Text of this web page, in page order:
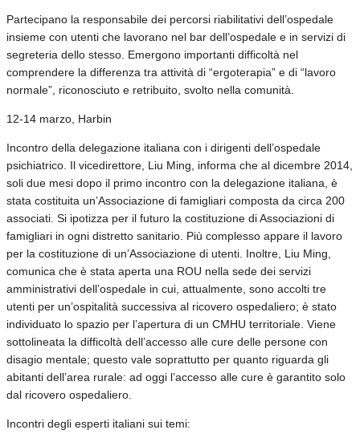
Partecipano la responsabile dei percorsi riabilitativi dell’ospedale
insieme con utenti che lavorano nel bar dell’ospedale e in servizi di
segreteria dello stesso. Emergono importanti difficoltà nel
comprendere la differenza tra attività di “ergoterapia” e di “lavoro
normale”, riconosciuto e retribuito, svolto nella comunità.
12-14 marzo, Harbin
Incontro della delegazione italiana con i dirigenti dell’ospedale
psichiatrico. Il vicedirettore, Liu Ming, informa che al dicembre 2014,
soli due mesi dopo il primo incontro con la delegazione italiana, è
stata costituita un’Associazione di famigliari composta da circa 200
associati. Si ipotizza per il futuro la costituzione di Associazioni di
famigliari in ogni distretto sanitario. Più complesso appare il lavoro
per la costituzione di un’Associazione di utenti. Inoltre, Liu Ming,
comunica che è stata aperta una ROU nella sede dei servizi
amministrativi dell’ospedale in cui, attualmente, sono accolti tre
utenti per un’ospitalità successiva al ricovero ospedaliero; è stato
individuato lo spazio per l’apertura di un CMHU territoriale. Viene
sottolineata la difficoltà dell’accesso alle cure delle persone con
disagio mentale; questo vale soprattutto per quanto riguarda gli
abitanti dell’area rurale: ad oggi l’accesso alle cure è garantito solo
dal ricovero ospedaliero.
Incontri degli esperti italiani sui temi: